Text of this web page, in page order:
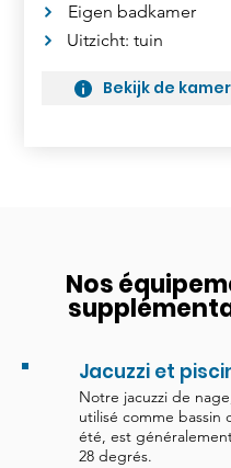
Eigen badkamer
Uitzicht: tuin
Bekijk de kamer
Nos
Jacuzzi et
Notre jacuzzi de
utilisé comme bassin
été, est
28 degrés.